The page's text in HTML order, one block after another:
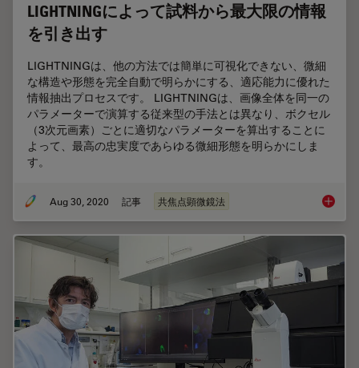
LIGHTNINGによって試料から最大限の情報
を引き出す
LIGHTNINGは、他の方法では簡単に可視化できない、微細
な構造や形態を完全自動で明らかにする、適応能力に優れた
情報抽出プロセスです。 LIGHTNINGは、画像全体を同一の
パラメーターで演算する従来型の手法とは異なり、ボクセル
（3次元画素）ごとに適切なパラメーターを算出することに
よって、最高の忠実度であらゆる微細形態を明らかにしま
す。
Aug 30, 2020 記事 共焦点顕微鏡法